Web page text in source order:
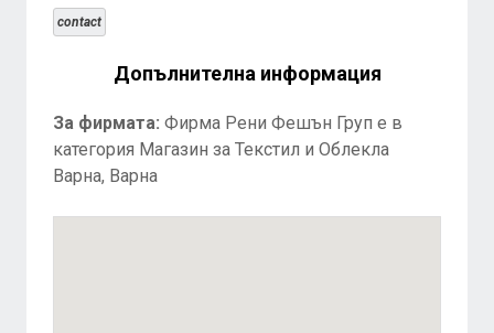
contact
Допълнителна информация
За фирмата: Фирма Рени Фешън Груп е в
категория Магазин за Текстил и Облекла
Варна, Варна